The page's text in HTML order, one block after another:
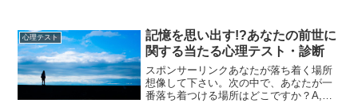
ぶら下げるB,物陰から突然、飛び出るC,
お化けに変装して追...
心理テスト
記憶を思い出す!?あなたの前世に
関する当たる心理テスト・診断
スポンサーリンクあなたが落ち着く場所
想像して下さい。次の中で、あなたが一
番落ち着つける場所はどこですか？A,自